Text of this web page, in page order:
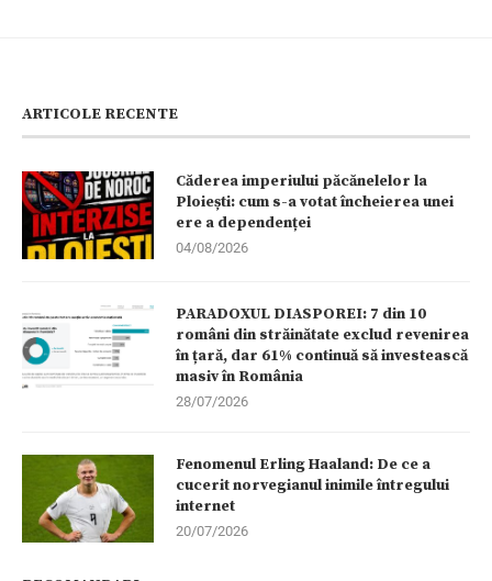
ARTICOLE RECENTE
Căderea imperiului păcănelelor la
Ploiești: cum s-a votat încheierea unei
ere a dependenței
04/08/2026
PARADOXUL DIASPOREI: 7 din 10
români din străinătate exclud revenirea
în țară, dar 61% continuă să investească
masiv în România
28/07/2026
Fenomenul Erling Haaland: De ce a
cucerit norvegianul inimile întregului
internet
20/07/2026